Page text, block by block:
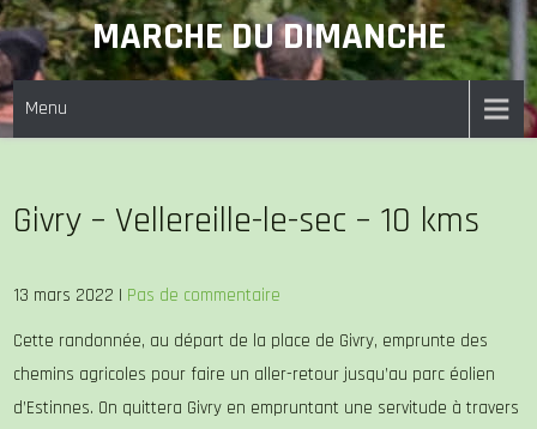
Skip
to
content
MARCHE DU DIMANCHE
Menu
Givry – Vellereille-le-sec – 10 kms
13 mars 2022 | Pas de commentaire
Cette randonnée, au départ de la place de Givry, emprunte des
chemins agricoles pour faire un aller-retour jusqu’au parc éolien
d’Estinnes. On quittera Givry en empruntant une servitude à travers